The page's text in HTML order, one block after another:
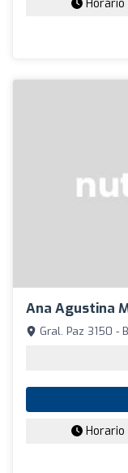
Horario
Ana Agustina
Gral. Paz 3150 -
Horario